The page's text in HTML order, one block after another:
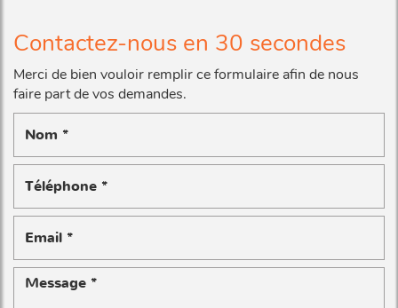
Contactez-nous en 30 secondes
Merci de bien vouloir remplir ce formulaire afin de nous
faire part de vos demandes.